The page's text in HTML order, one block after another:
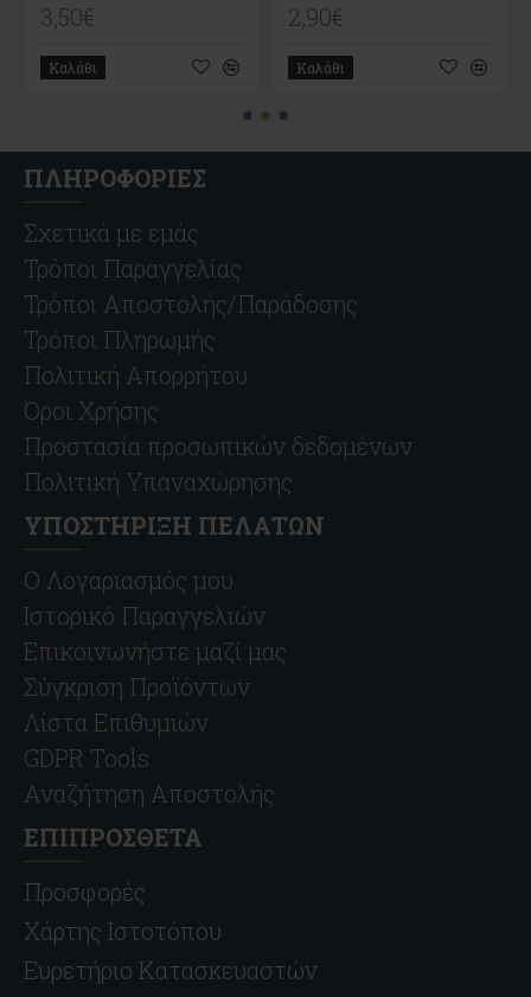
3,50€
Καλάθι
2,90€
Καλάθι
ΠΛΗΡΟΦΟΡΙΕΣ
Σχετικά με εμάς
Τρόποι Παραγγελίας
Τρόποι Αποστολής/Παράδοσης
Τρόποι Πληρωμής
Πολιτική Απορρήτου
Όροι Χρήσης
Προστασία προσωπικών δεδομένων
Πολιτική Υπαναχώρησης
ΥΠΟΣΤΗΡΙΞΗ ΠΕΛΑΤΩΝ
O Λογαριασμός μου
Ιστορικό Παραγγελιών
Επικοινωνήστε μαζί μας
Σύγκριση Προϊόντων
Λίστα Επιθυμιών
GDPR Tools
Αναζήτηση Αποστολής
ΕΠΙΠΡΟΣΘΕΤΑ
Προσφορές
Χάρτης Ιστοτόπου
Ευρετήριο Κατασκευαστών